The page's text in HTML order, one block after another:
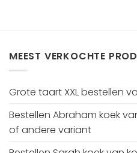
MEEST VERKOCHTE
Grote taart XXL bestellen
Bestellen Abraham koek
of andere variant